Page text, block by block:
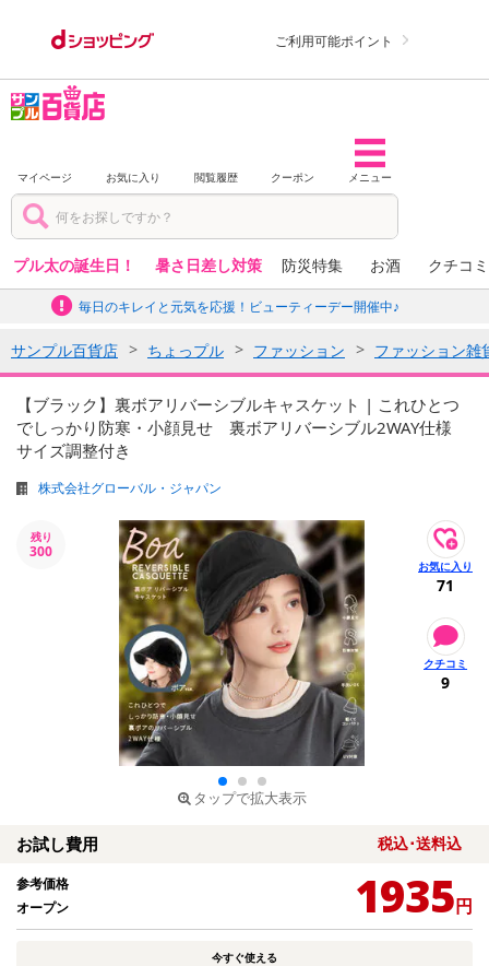
ご利用可能ポイント
マイページ お気に入り 閲覧履歴 クーポン メニュー
プル太の誕生日！ 暑さ日差し対策 防災特集 お酒 クチコ
毎日のキレイと元気を応援！ビューティーデー開催中♪
サンプル百貨店 ちょっプル ファッション ファッション雑
【ブラック】裏ボアリバーシブルキャスケット | これひとつ
でしっかり防寒・小顔見せ 裏ボアリバーシブル2WAY仕様
サイズ調整付き
株式会社グローバル・ジャパン
残り
300
タップで拡大表示
71
9
お試し費用 税込･送料込
参考価格
オープン
1935円
今すぐ使える